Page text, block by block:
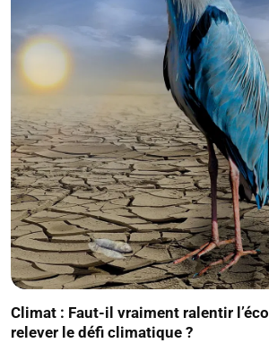
Climat : Faut-il vraiment ralentir
relever le défi climatique ?